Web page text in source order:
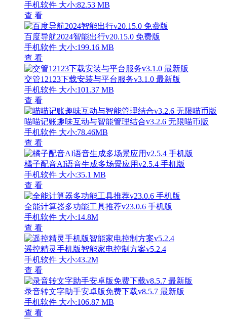
手机软件 大小:82.53 MB
查 看
百度导航2024智能出行v20.15.0 免费版
手机软件 大小:199.16 MB
查 看
交管12123下载安装与平台服务v3.1.0 最新版
手机软件 大小:101.37 MB
查 看
喵喵记账趣味互动与智能管理结合v3.2.6 无限喵币版
手机软件 大小:78.46MB
查 看
橘子配音AI语音生成多场景应用v2.5.4 手机版
手机软件 大小:35.1 MB
查 看
全能计算器多功能工具推荐v23.0.6 手机版
手机软件 大小:14.8M
查 看
遥控精灵手机版智能家电控制方案v5.2.4
手机软件 大小:43.2M
查 看
录音转文字助手安卓版免费下载v8.5.7 最新版
手机软件 大小:106.87 MB
查 看